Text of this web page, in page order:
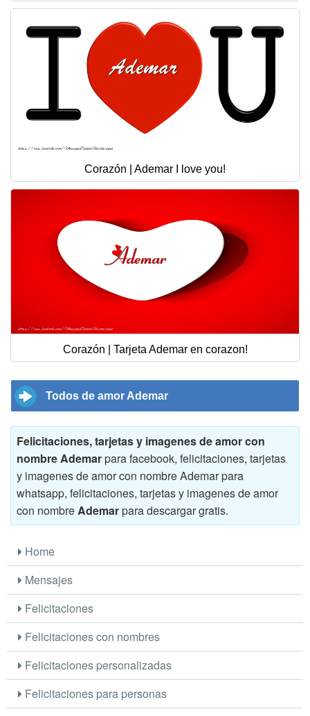
Corazón | Ademar I love you!
Corazón | Tarjeta Ademar en corazon!
Todos de amor Ademar
Felicitaciones, tarjetas y imagenes de amor con
nombre Ademarpara facebook, felicitaciones, tarjetas
y imagenes de amor con nombre Ademar para
whatsapp, felicitaciones, tarjetas y imagenes de amor
con nombreAdemarpara descargar gratis.
Home
Mensajes
Felicitaciones
Felicitaciones con nombres
Felicitaciones personalizadas
Felicitaciones para personas